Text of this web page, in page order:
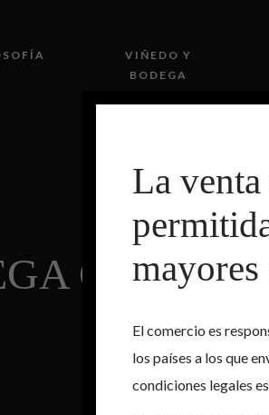
VIÑEDO Y
BODEGA
La venta
mayores
El comercio es
los países a los que
condiciones legales